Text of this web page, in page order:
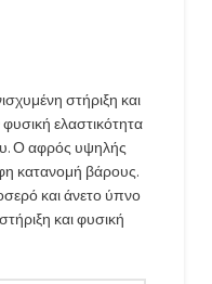
στήριξη και
ελαστικότητα
Ο αφρός υψηλής
κατανομή βάρους.
και άνετο ύπνο
και φυσική